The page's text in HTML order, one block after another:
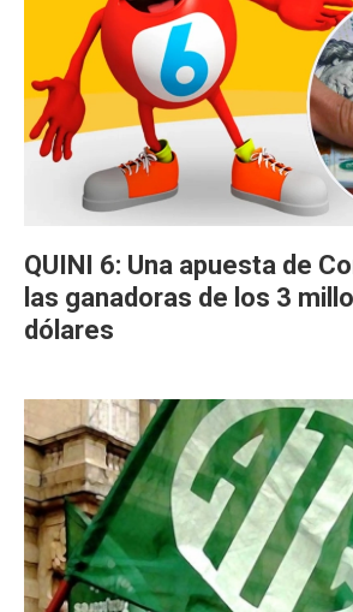
QUINI 6: Una apuesta de
las ganadoras de los 3
dólares